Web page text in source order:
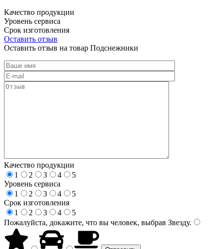
Качество продукции
Уровень сервиса
Срок изготовления
Оставить отзыв
Оставить отзыв на товар Подснежники
Качество продукции
1
2 3 4
5
Уровень сервиса
1
2 3 4
5
Срок изготовления
1
2 3 4
5
Пожалуйста, докажите, что вы человек, выбрав Звезду.